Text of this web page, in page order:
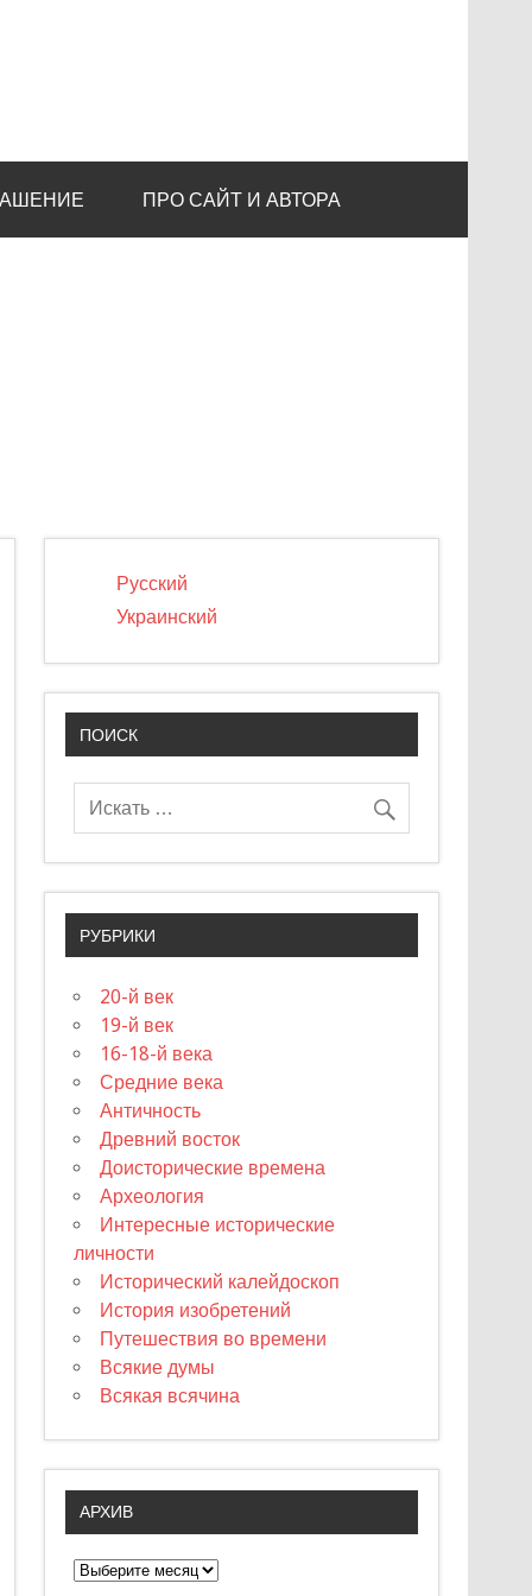
ПРО САЙТ И АВТОРА
Русский
Украинский
ПОИСК
РУБРИКИ
20-й век
19-й век
16-18-й века
Средние века
Античность
Древний восток
Доисторические времена
Археология
Интересные исторические
личности
Исторический калейдоскоп
История изобретений
Путешествия во времени
Всякие думы
Всякая всячина
АРХИВ
А
р